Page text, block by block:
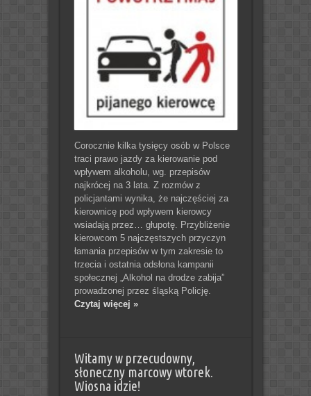
Corocznie kilka tysięcy osób w Polsce
traci prawo jazdy za kierowanie pod
wpływem alkoholu, wg. przepisów
najkrócej na 3 lata. Z rozmów z
policjantami wynika, że najczęściej za
kierownicę pod wpływem kierowcy
wsiadają przez… głupotę. Przybliżenie
kierowcom 5 najczęstszych przyczyn
łamania przepisów w tym zakresie to
trzecia i ostatnia odsłona kampanii
społecznej „Alkohol na drodze zabija”
prowadzonej przez śląską Policję.
Czytaj więcej »
Witamy w przecudowny,
słoneczny marcowy wtorek.
Wiosna idzie!